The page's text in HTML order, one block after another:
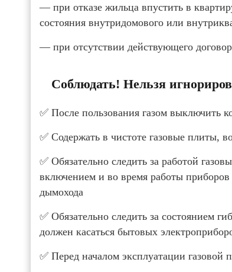
— при отказе жильца впустить в
состояния внутридомового или
— при отсутствии действующего
Соблюдать! Нельзя
✅ После пользования газом выключить
✅ Содержать в чистоте газовые плиты,
✅ Обязательно следить за работой
включением и во время работы приборов
дымохода
✅ Обязательно следить за состоянием
должен касаться бытовых
✅ Перед началом эксплуатации газовой